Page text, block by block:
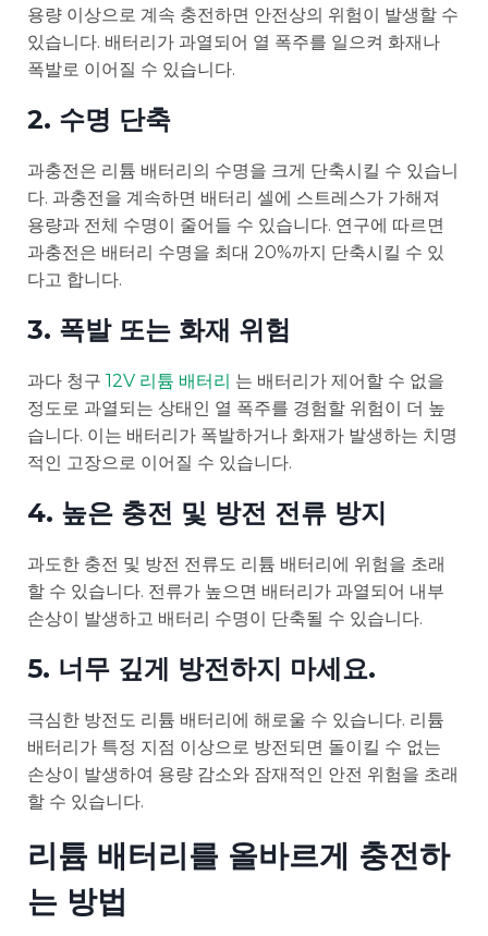
용량 이상으로 계속 충전하면 안전상의 위험이 발생할 수
있습니다. 배터리가 과열되어 열 폭주를 일으켜 화재나
폭발로 이어질 수 있습니다.
2. 수명 단축
과충전은 리튬 배터리의 수명을 크게 단축시킬 수 있습니
다. 과충전을 계속하면 배터리 셀에 스트레스가 가해져
용량과 전체 수명이 줄어들 수 있습니다. 연구에 따르면
과충전은 배터리 수명을 최대 20%까지 단축시킬 수 있
다고 합니다.
3. 폭발 또는 화재 위험
과다 청구 12V 리튬 배터리 는 배터리가 제어할 수 없을
정도로 과열되는 상태인 열 폭주를 경험할 위험이 더 높
습니다. 이는 배터리가 폭발하거나 화재가 발생하는 치명
적인 고장으로 이어질 수 있습니다.
4. 높은 충전 및 방전 전류 방지
과도한 충전 및 방전 전류도 리튬 배터리에 위험을 초래
할 수 있습니다. 전류가 높으면 배터리가 과열되어 내부
손상이 발생하고 배터리 수명이 단축될 수 있습니다.
5. 너무 깊게 방전하지 마세요.
극심한 방전도 리튬 배터리에 해로울 수 있습니다. 리튬
배터리가 특정 지점 이상으로 방전되면 돌이킬 수 없는
손상이 발생하여 용량 감소와 잠재적인 안전 위험을 초래
할 수 있습니다.
리튬 배터리를 올바르게 충전하
는 방법